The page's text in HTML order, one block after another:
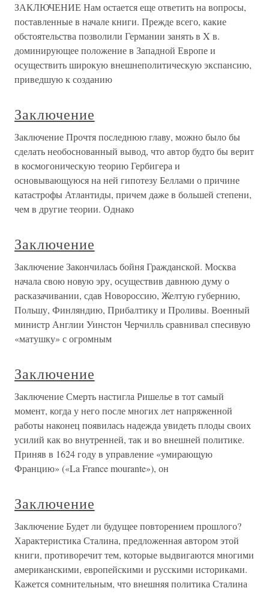
ЗАКЛЮЧЕНИЕ Нам остается еще ответить на вопросы,
поставленные в начале книги. Прежде всего, какие
обстоятельства позволили Германии занять в X в.
доминирующее положение в Западной Европе и
осуществить широкую внешнеполитическую экспансию,
приведшую к созданию
Заключение
Заключение Прочтя последнюю главу, можно было бы
сделать необоснованный вывод, что автор будто бы верит
в космогоническую теорию Гербигера и
основывающуюся на ней гипотезу Беллами о причине
катастрофы Атлантиды, причем даже в большей степени,
чем в другие теории. Однако
Заключение
Заключение Закончилась бойня Гражданской. Москва
начала свою новую эру, осуществив давнюю думу о
расказачивании, сдав Новороссию, Желтую губернию,
Польшу, Финляндию, Прибалтику и Проливы. Военный
министр Англии Уинстон Черчилль сравнивал спесивую
«матушку» с огромным
Заключение
Заключение Смерть настигла Ришелье в тот самый
момент, когда у него после многих лет напряженной
работы наконец появилась надежда увидеть плоды своих
усилий как во внутренней, так и во внешней политике.
Приняв в 1624 году в управление «умирающую
Францию» («La France mourante»), он
Заключение
Заключение Будет ли будущее повторением прошлого?
Характеристика Сталина, предложенная автором этой
книги, противоречит тем, которые выдвигаются многими
американскими, европейскими и русскими историками.
Кажется сомнительным, что внешняя политика Сталина